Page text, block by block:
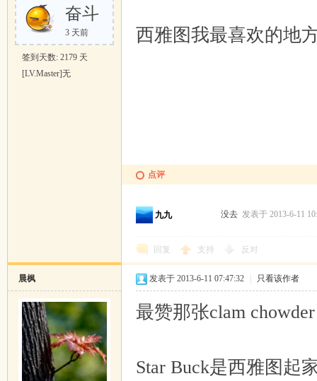
奋斗
3 天前
签到天数: 2179 天
[LV.Master]无
西雅图我最喜欢的地
点评
九九 没去 发表于 2013-6-11
回复 支持 反对
晨枫 发表于 2013-6-11 07:47:32 只看该作者
最赞那张clam
Star Buck是西雅图起